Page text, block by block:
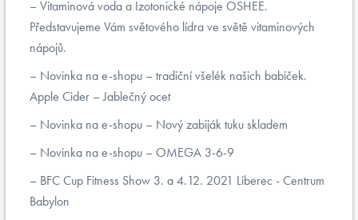
Vitaminová voda a Izotonické nápoje OSHEE.
Představujeme Vám světového lídra ve světě vitaminových
nápojů.
Novinka na e-shopu – tradiční všelék našich babiček.
Apple Cider – Jablečný ocet
Novinka na e-shopu – Nový zabiják tuku skladem
Novinka na e-shopu – OMEGA 3-6-9
BFC Cup Fitness Show 3. a 4.12. 2021 Liberec - Centrum
Babylon